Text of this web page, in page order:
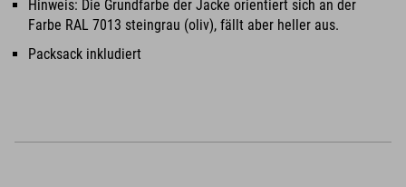
Hinweis: Die Grundfarbe der Jacke orientiert sich an der
Farbe RAL 7013 steingrau (oliv), fällt aber heller aus.
Packsack inkludiert